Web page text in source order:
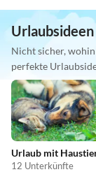
Urlaubsideen
Nicht sicher, wohin
perfekte
Urlaub mit
12 Unterkünfte